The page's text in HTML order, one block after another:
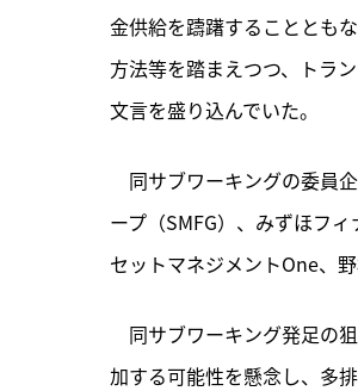
金供給を躊躇することとも
方法等を踏まえつつ、トラ
文言を盛り込んでいた。
同サブワーキングの委員
ープ（SMFG）、みずほフ
セットマネジメントOne、
同サブワーキング発足の
加する可能性を懸念し、多